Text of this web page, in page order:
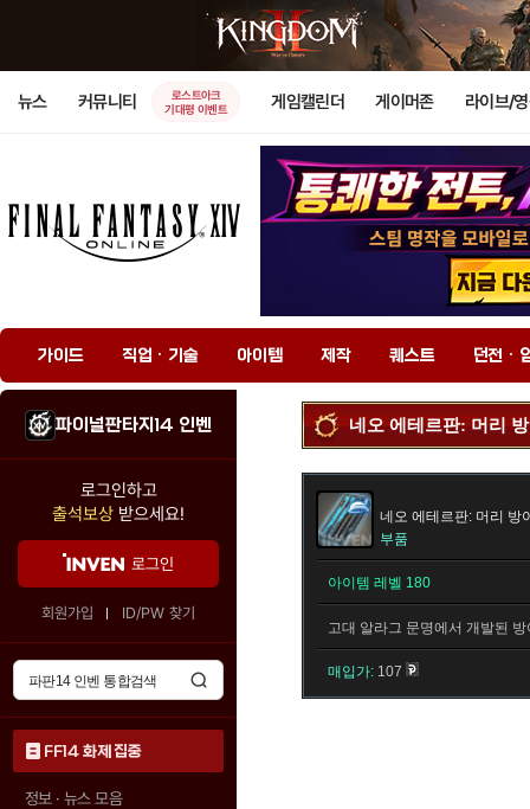
뉴스 커뮤니티
로스트아크
기대평 이벤트
게임캘린더 게이머존 라이브/
가이드 직업 · 기술 아이템 제작 퀘스트 던전 ·
파이널판타지14 인벤
로그인하고
출석보상 받으세요!
로그인
회원가입 ID/PW 찾기
FF14 화제 집중
정보 · 뉴스 모음
네오 에테르판: 머리
네오 에테르판: 머리 방
부품
아이템 레벨 180
고대 알라그 문명에서 개발된
매입가: 107